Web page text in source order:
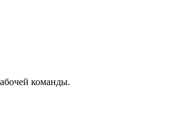
команды.